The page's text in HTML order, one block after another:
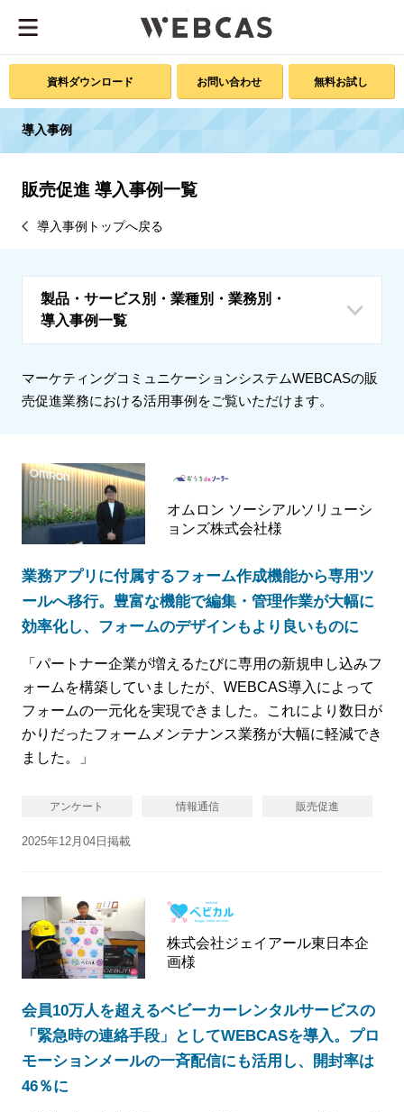
資料ダウンロード お問い合わせ 無料お試し
導入事例
販売促進 導入事例一覧
導入事例トップへ戻る
製品・サービス別・業種別・業務別・
導入事例一覧
マーケティングコミュニケーションシステムWEBCASの販
売促進業務における活用事例をご覧いただけます。
オムロン ソーシアルソリューシ
ョンズ株式会社様
業務アプリに付属するフォーム作成機能から専用ツ
ールへ移行。豊富な機能で編集・管理作業が大幅に
効率化し、フォームのデザインもより良いものに
「パートナー企業が増えるたびに専用の新規申し込みフ
ォームを構築していましたが、WEBCAS導入によって
フォームの一元化を実現できました。これにより数日が
かりだったフォームメンテナンス業務が大幅に軽減でき
ました。」
アンケート 情報通信 販売促進
2025年12月04日掲載
株式会社ジェイアール東日本企
画様
会員10万人を超えるベビーカーレンタルサービスの
「緊急時の連絡手段」としてWEBCASを導入。プロ
モーションメールの一斉配信にも活用し、開封率は
46％に